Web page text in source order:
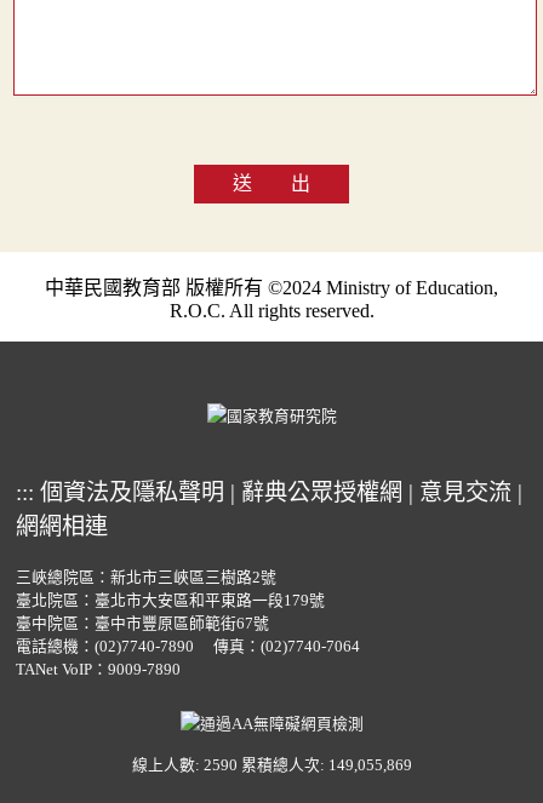
送 出
中華民國教育部 版權所有 ©2024 Ministry of Education,
R.O.C. All rights reserved.
::: 個資法及隱私聲明 | 辭典公眾授權網 | 意見交流 |
網網相連
三峽總院區：新北市三峽區三樹路2號
臺北院區：臺北市大安區和平東路一段179號
臺中院區：臺中市豐原區師範街67號
電話總機： (02)7740-7890
傳真：(02)7740-7064
TANet VoIP：9009-7890
線上人數: 2590 累積總人次: 149,055,869